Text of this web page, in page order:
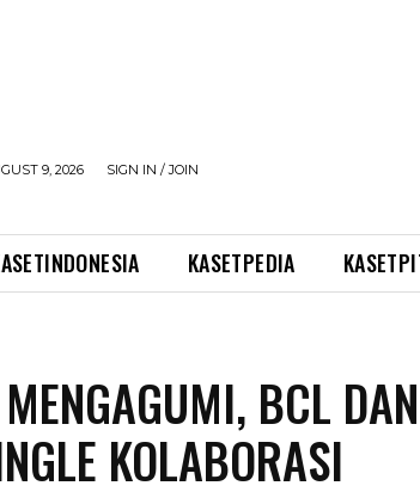
9, 2026 SIGN IN / JOIN
KASETPEDIA
BCL
KOLABORASI